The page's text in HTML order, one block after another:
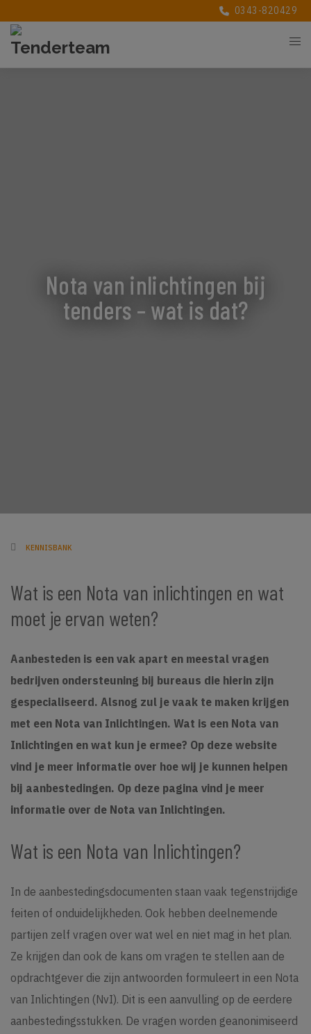
0343-820429
Nota van inlichtingen bij
tenders – wat is dat?
KENNISBANK
Wat is een Nota van inlichtingen en wat
moet je ervan weten?
Aanbesteden is een vak apart en meestal vragen
bedrijven ondersteuning bij bureaus die hierin zijn
gespecialiseerd. Alsnog zul je vaak te maken krijgen
met een Nota van Inlichtingen. Wat is een Nota van
Inlichtingen en wat kun je ermee? Op deze website
vind je meer informatie over hoe wij je kunnen helpen
bij aanbestedingen. Op deze pagina vind je meer
informatie over de Nota van Inlichtingen.
Wat is een Nota van Inlichtingen?
In de aanbestedingsdocumenten staan vaak tegenstrijdige
feiten of onduidelijkheden. Ook hebben deelnemende
partijen zelf vragen over wat wel en niet mag in het plan.
Ze krijgen dan ook de kans om vragen te stellen aan de
opdrachtgever die zijn antwoorden formuleert in een Nota
van Inlichtingen (NvI). Dit is een aanvulling op de eerdere
aanbestedingsstukken. De vragen worden geanonimiseerd